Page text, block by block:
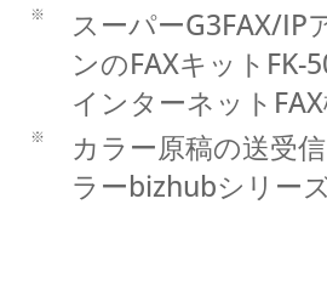
※
スーパーG3FAX/IP
ンのFAXキットFK-
インターネット
※
カラー原稿の送受
ラーbizhubシリー